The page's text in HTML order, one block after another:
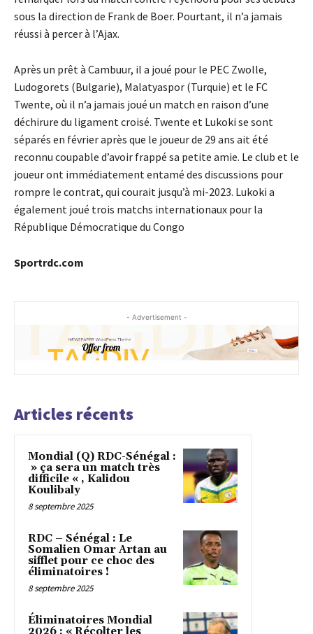
sous la direction de Frank de Boer. Pourtant, il n’a jamais
réussi à percer à l’Ajax.
Après un prêt à Cambuur, il a joué pour le PEC Zwolle,
Ludogorets (Bulgarie), Malatyaspor (Turquie) et le FC
Twente, où il n’a jamais joué un match en raison d’une
déchirure du ligament croisé. Twente et Lukoki se sont
séparés en février après que le joueur de 29 ans ait été
reconnu coupable d’avoir frappé sa petite amie. Le club et le
joueur ont immédiatement entamé des discussions pour
rompre le contrat, qui courait jusqu’à mi-2023. Lukoki a
également joué trois matchs internationaux pour la
République Démocratique du Congo
Sportrdc.com
- Advertisement -
Articles récents
Mondial (Q) RDC-Sénégal :
» ça sera un match très
difficile « , Kalidou
Koulibaly
8 septembre 2025
RDC – Sénégal : Le
Somalien Omar Artan au
sifflet pour ce choc des
éliminatoires !
8 septembre 2025
Éliminatoires Mondial
2026 : « Récolter les